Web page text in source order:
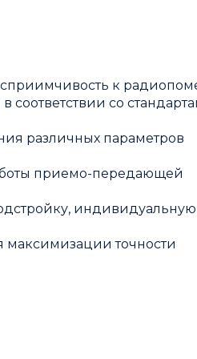
к
со
различных параметров
приемо-передающей
индивидуальную
максимизации точности